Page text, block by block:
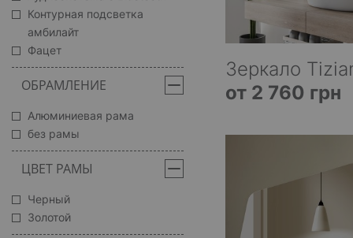
Контурная подсветка
амбилайт
Фацет
ОБРАМЛЕНИЕ
Алюминиевая рама
без рамы
ЦВЕТ РАМЫ
Черный
Золотой
Зеркало
от 2 760 грн